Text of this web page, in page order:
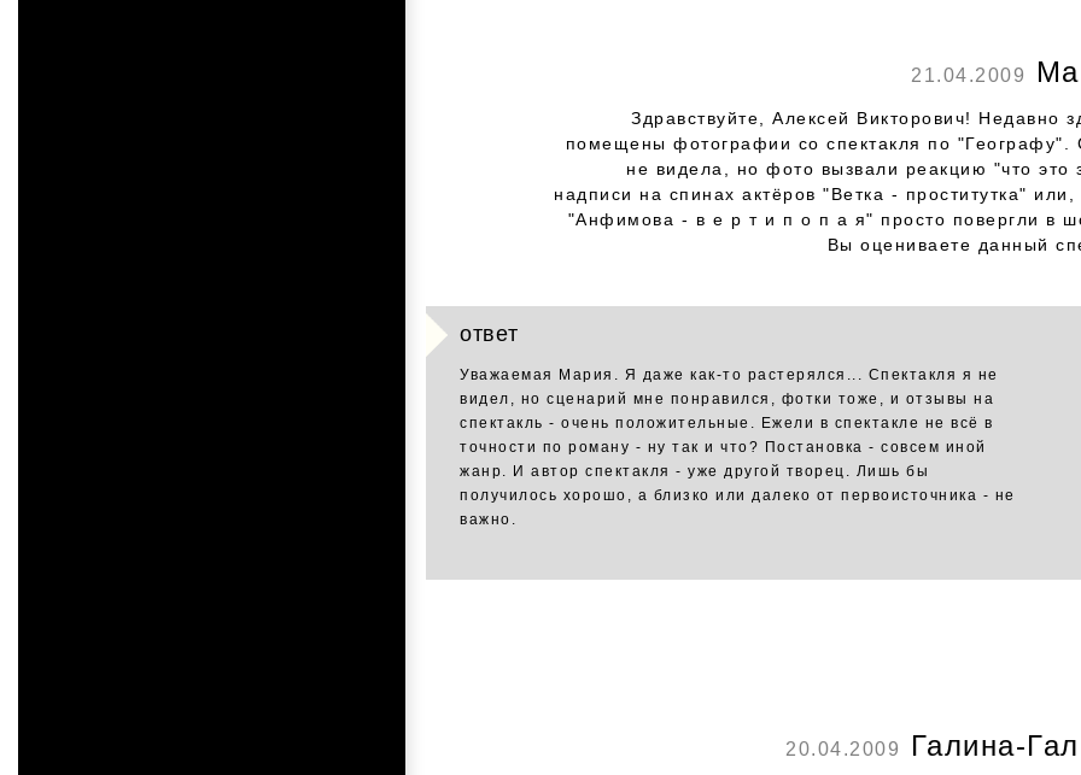
21.04.2009
Здравствуйте, Алексей Викторович! Недавно
помещены фотографии со спектакля по "Географу".
не видела, но фото вызвали реакцию "что это
надписи на спинах актёров "Ветка - проститутка" или,
"Анфимова - в е р т и п о п а я" просто повергли в
Вы оцениваете данный
ответ
Уважаемая Мария. Я даже как-то растерялся... Спектакля я не
видел, но сценарий мне понравился, фотки тоже, и отзывы на
спектакль - очень положительные. Ежели в спектакле не всё в
точности по роману - ну так и что? Постановка - совсем иной
жанр. И автор спектакля - уже другой творец. Лишь бы
получилось хорошо, а близко или далеко от первоисточника - не
важно.
20.04.2009 Галина-